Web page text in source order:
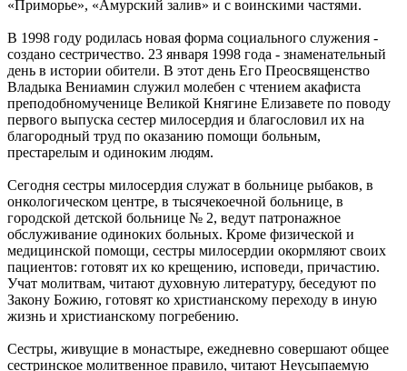
«Приморье», «Амурский залив» и с воинскими частями.
В 1998 году родилась новая форма социального служения -
создано сестричество. 23 января 1998 года - знаменательный
день в истории обители. В этот день Его Преосвященство
Владыка Вениамин служил молебен с чтением акафиста
преподобномученице Великой Княгине Елизавете по поводу
первого выпуска сестер милосердия и благословил их на
благородный труд по оказанию помощи больным,
престарелым и одиноким людям.
Сегодня сестры милосердия служат в больнице рыбаков, в
онкологическом центре, в тысячекоечной больнице, в
городской детской больнице № 2, ведут патронажное
обслуживание одиноких больных. Кроме физической и
медицинской помощи, сестры милосердии окормляют своих
пациентов: готовят их ко крещению, исповеди, причастию.
Учат молитвам, читают духовную литературу, беседуют по
Закону Божию, готовят ко христианскому переходу в иную
жизнь и христианскому погребению.
Сестры, живущие в монастыре, ежедневно совершают общее
сестринское молитвенное правило, читают Неусыпаемую